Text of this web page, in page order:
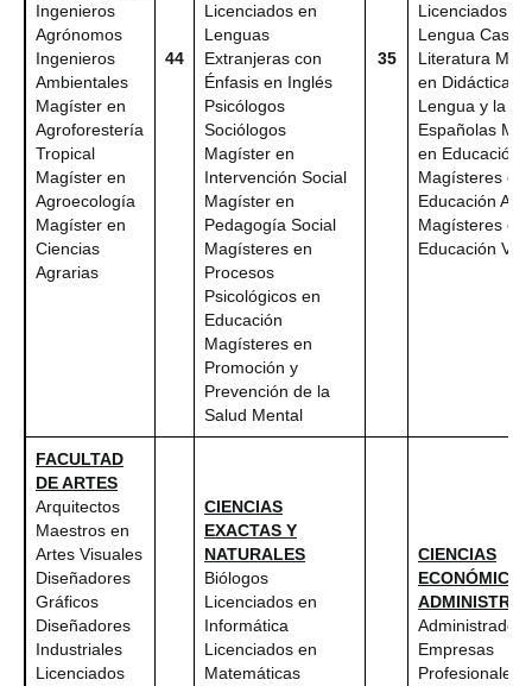
Ingenieros
Agrónomos
Ingenieros
Ambientales
Magíster en
Agroforestería
Tropical
Magíster en
Agroecología
Magíster en
Ciencias
Agrarias
44
Licenciados en
Lenguas
Extranjeras con
Énfasis en Inglés
Psicólogos
Sociólogos
Magíster en
Intervención Social
Magíster en
Pedagogía Social
Magísteres en
Procesos
Psicológicos en
Educación
Magísteres en
Promoción y
Prevención de la
Salud Mental
35
Licenciados en
Lengua
Literatura
en Didáctica
Lengua y la
Españolas
en Educación
Magísteres en
Educación
Magísteres en
Educación
FACULTAD
DE ARTES
Arquitectos
Maestros en
Artes Visuales
Diseñadores
Gráficos
Diseñadores
Industriales
Licenciados
CIENCIAS
EXACTAS Y
NATURALES
Biólogos
Licenciados en
Informática
Licenciados en
Matemáticas
CIENCIAS
Empresas
Profesionales